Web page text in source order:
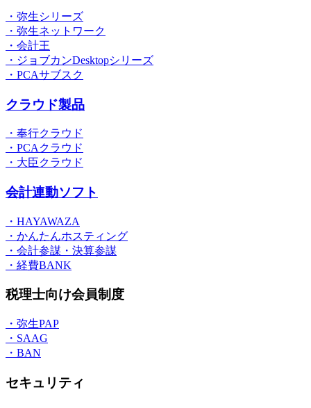
・弥生シリーズ
・弥生ネットワーク
・会計王
・ジョブカンDesktopシリーズ
・PCAサブスク
クラウド製品
・奉行クラウド
・PCAクラウド
・大臣クラウド
会計連動ソフト
・HAYAWAZA
・かんたんホスティング
・会計参謀・決算参謀
・経費BANK
税理士向け会員制度
・弥生PAP
・SAAG
・BAN
セキュリティ